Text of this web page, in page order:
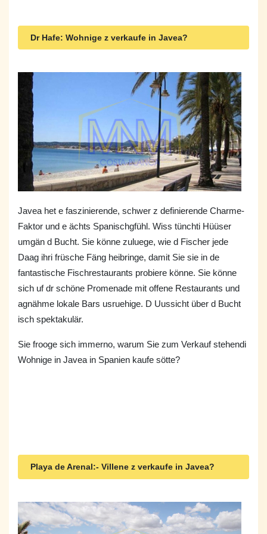
Dr Hafe: Wohnige z verkaufe in Javea?
Javea het e faszinierende, schwer z definierende Charme-
Faktor und e ächts Spanischgfühl. Wiss tünchti Hüüser
umgän d Bucht. Sie könne zuluege, wie d Fischer jede
Daag ihri früsche Fäng heibringe, damit Sie sie in de
fantastische Fischrestaurants probiere könne. Sie könne
sich uf dr schöne Promenade mit offene Restaurants und
agnähme lokale Bars usruehige. D Uussicht über d Bucht
isch spektakulär.
Sie frooge sich immerno, warum Sie zum Verkauf stehendi
Wohnige in Javea in Spanien kaufe sötte?
Playa de Arenal:- Villene z verkaufe in Javea?